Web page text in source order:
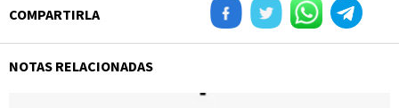
COMPARTIRLA
NOTAS RELACIONADAS